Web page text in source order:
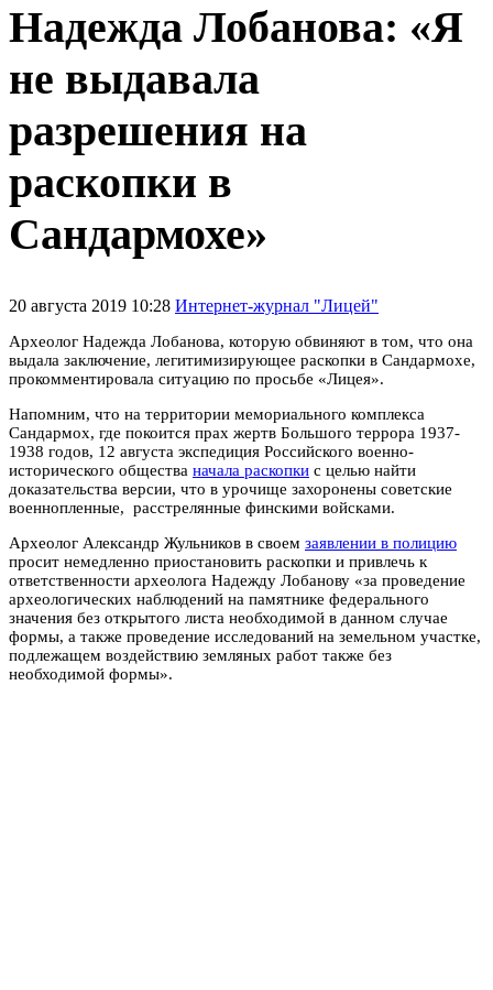
Надежда Лобанова: «Я
не выдавала
разрешения на
раскопки в
Сандармохе»
20 августа 2019 10:28 Интернет-журнал "Лицей"
Археолог Надежда Лобанова, которую обвиняют в том, что она
выдала заключение, легитимизирующее раскопки в Сандармохе,
прокомментировала ситуацию по просьбе «Лицея».
Напомним, что на территории мемориального комплекса
Сандармох, где покоится прах жертв Большого террора 1937-
1938 годов, 12 августа экспедиция Российского военно-
исторического общества начала раскопки с целью найти
доказательства версии, что в урочище захоронены советские
военнопленные, расстрелянные финскими войсками.
Археолог Александр Жульников в своем заявлении в полицию
просит немедленно приостановить раскопки и привлечь к
ответственности археолога Надежду Лобанову «за проведение
археологических наблюдений на памятнике федерального
значения без открытого листа необходимой в данном случае
формы, а также проведение исследований на земельном участке,
подлежащем воздействию земляных работ также без
необходимой формы».